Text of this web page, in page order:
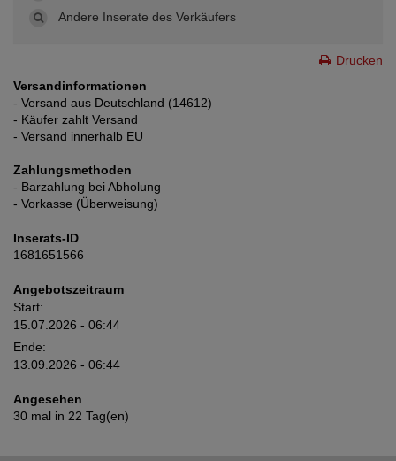
Andere Inserate des Verkäufers
Drucken
Versandinformationen
- Versand aus Deutschland (14612)
- Käufer zahlt Versand
- Versand innerhalb EU
Zahlungsmethoden
- Barzahlung bei Abholung
- Vorkasse (Überweisung)
Inserats-ID
1681651566
Angebotszeitraum
Start:
15.07.2026 - 06:44
Ende:
13.09.2026 - 06:44
Angesehen
30 mal in 22 Tag(en)